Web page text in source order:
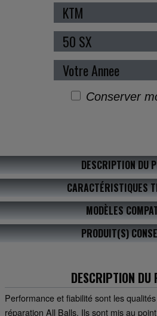
Conserver
DESCRIPTION DU
CARACTÉRISTIQUES
MODÈLES
PRODUIT(S)
DESCRIPTION DU
Performance et fiabilité sont les
réparation All Balls. Ils sont mis au